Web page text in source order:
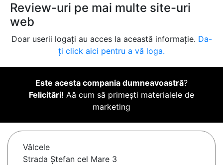
Review-uri pe mai multe site-uri
web
Doar userii logați au acces la această informație. Da-
ți click aici pentru a vă loga.
Este acesta compania dumneavoastră?
Felicitări! Aă cum să primești materialele de
marketing
Vâlcele
Strada Ștefan cel Mare 3